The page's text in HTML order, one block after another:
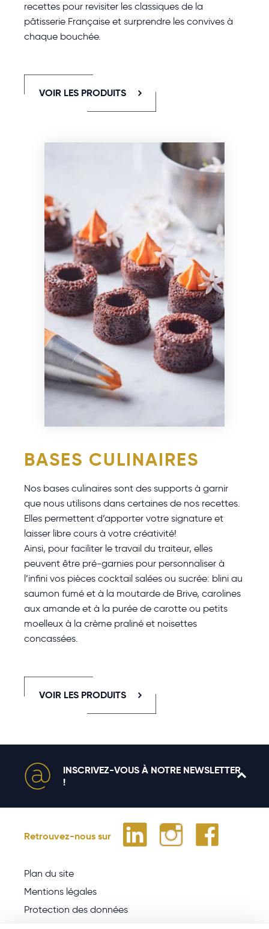
recettes pour revisiter les classiques de la
pâtisserie Française et surprendre les convives à
chaque bouchée.
VOIR LES PRODUITS
BASES CULINAIRES
Nos bases culinaires sont des supports à garnir
que nous utilisons dans certaines de nos recettes.
Elles permettent d’apporter votre signature et
laisser libre cours à votre créativité!
Ainsi, pour faciliter le travail du traiteur, elles
peuvent être pré-garnies pour personnaliser à
l’infini vos pièces cocktail salées ou sucrée: blini au
saumon fumé et à la moutarde de Brive, carolines
aux amande et à la purée de carotte ou petits
moelleux à la crème praliné et noisettes
concassées.
VOIR LES PRODUITS
Plan du site
Mentions légales
Protection des données
Retrouvez-nous sur
INSCRIVEZ-VOUS À NOTRE NEWSLETTER
!